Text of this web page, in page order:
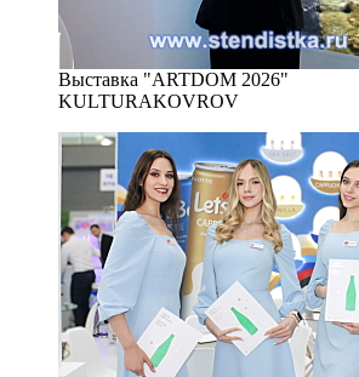
Выставка "ARTDOM 2026"
KULTURAKOVROV